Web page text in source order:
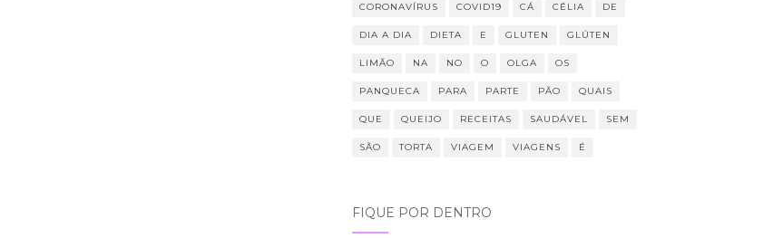
CORONAVÍRUS COVID19 CÁ CÉLIA DE
DIA A DIA DIETA E GLUTEN GLÚTEN
LIMÃO NA NO O OLGA OS
PANQUECA PARA PARTE PÃO QUAIS
QUE QUEIJO RECEITAS SAUDÁVEL SEM
SÃO TORTA VIAGEM VIAGENS É
FIQUE POR DENTRO